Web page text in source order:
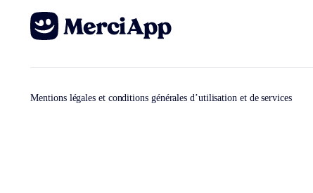
Mentions légales et conditions générales d’utilisation et de services